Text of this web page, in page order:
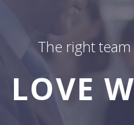
The right
LOVE